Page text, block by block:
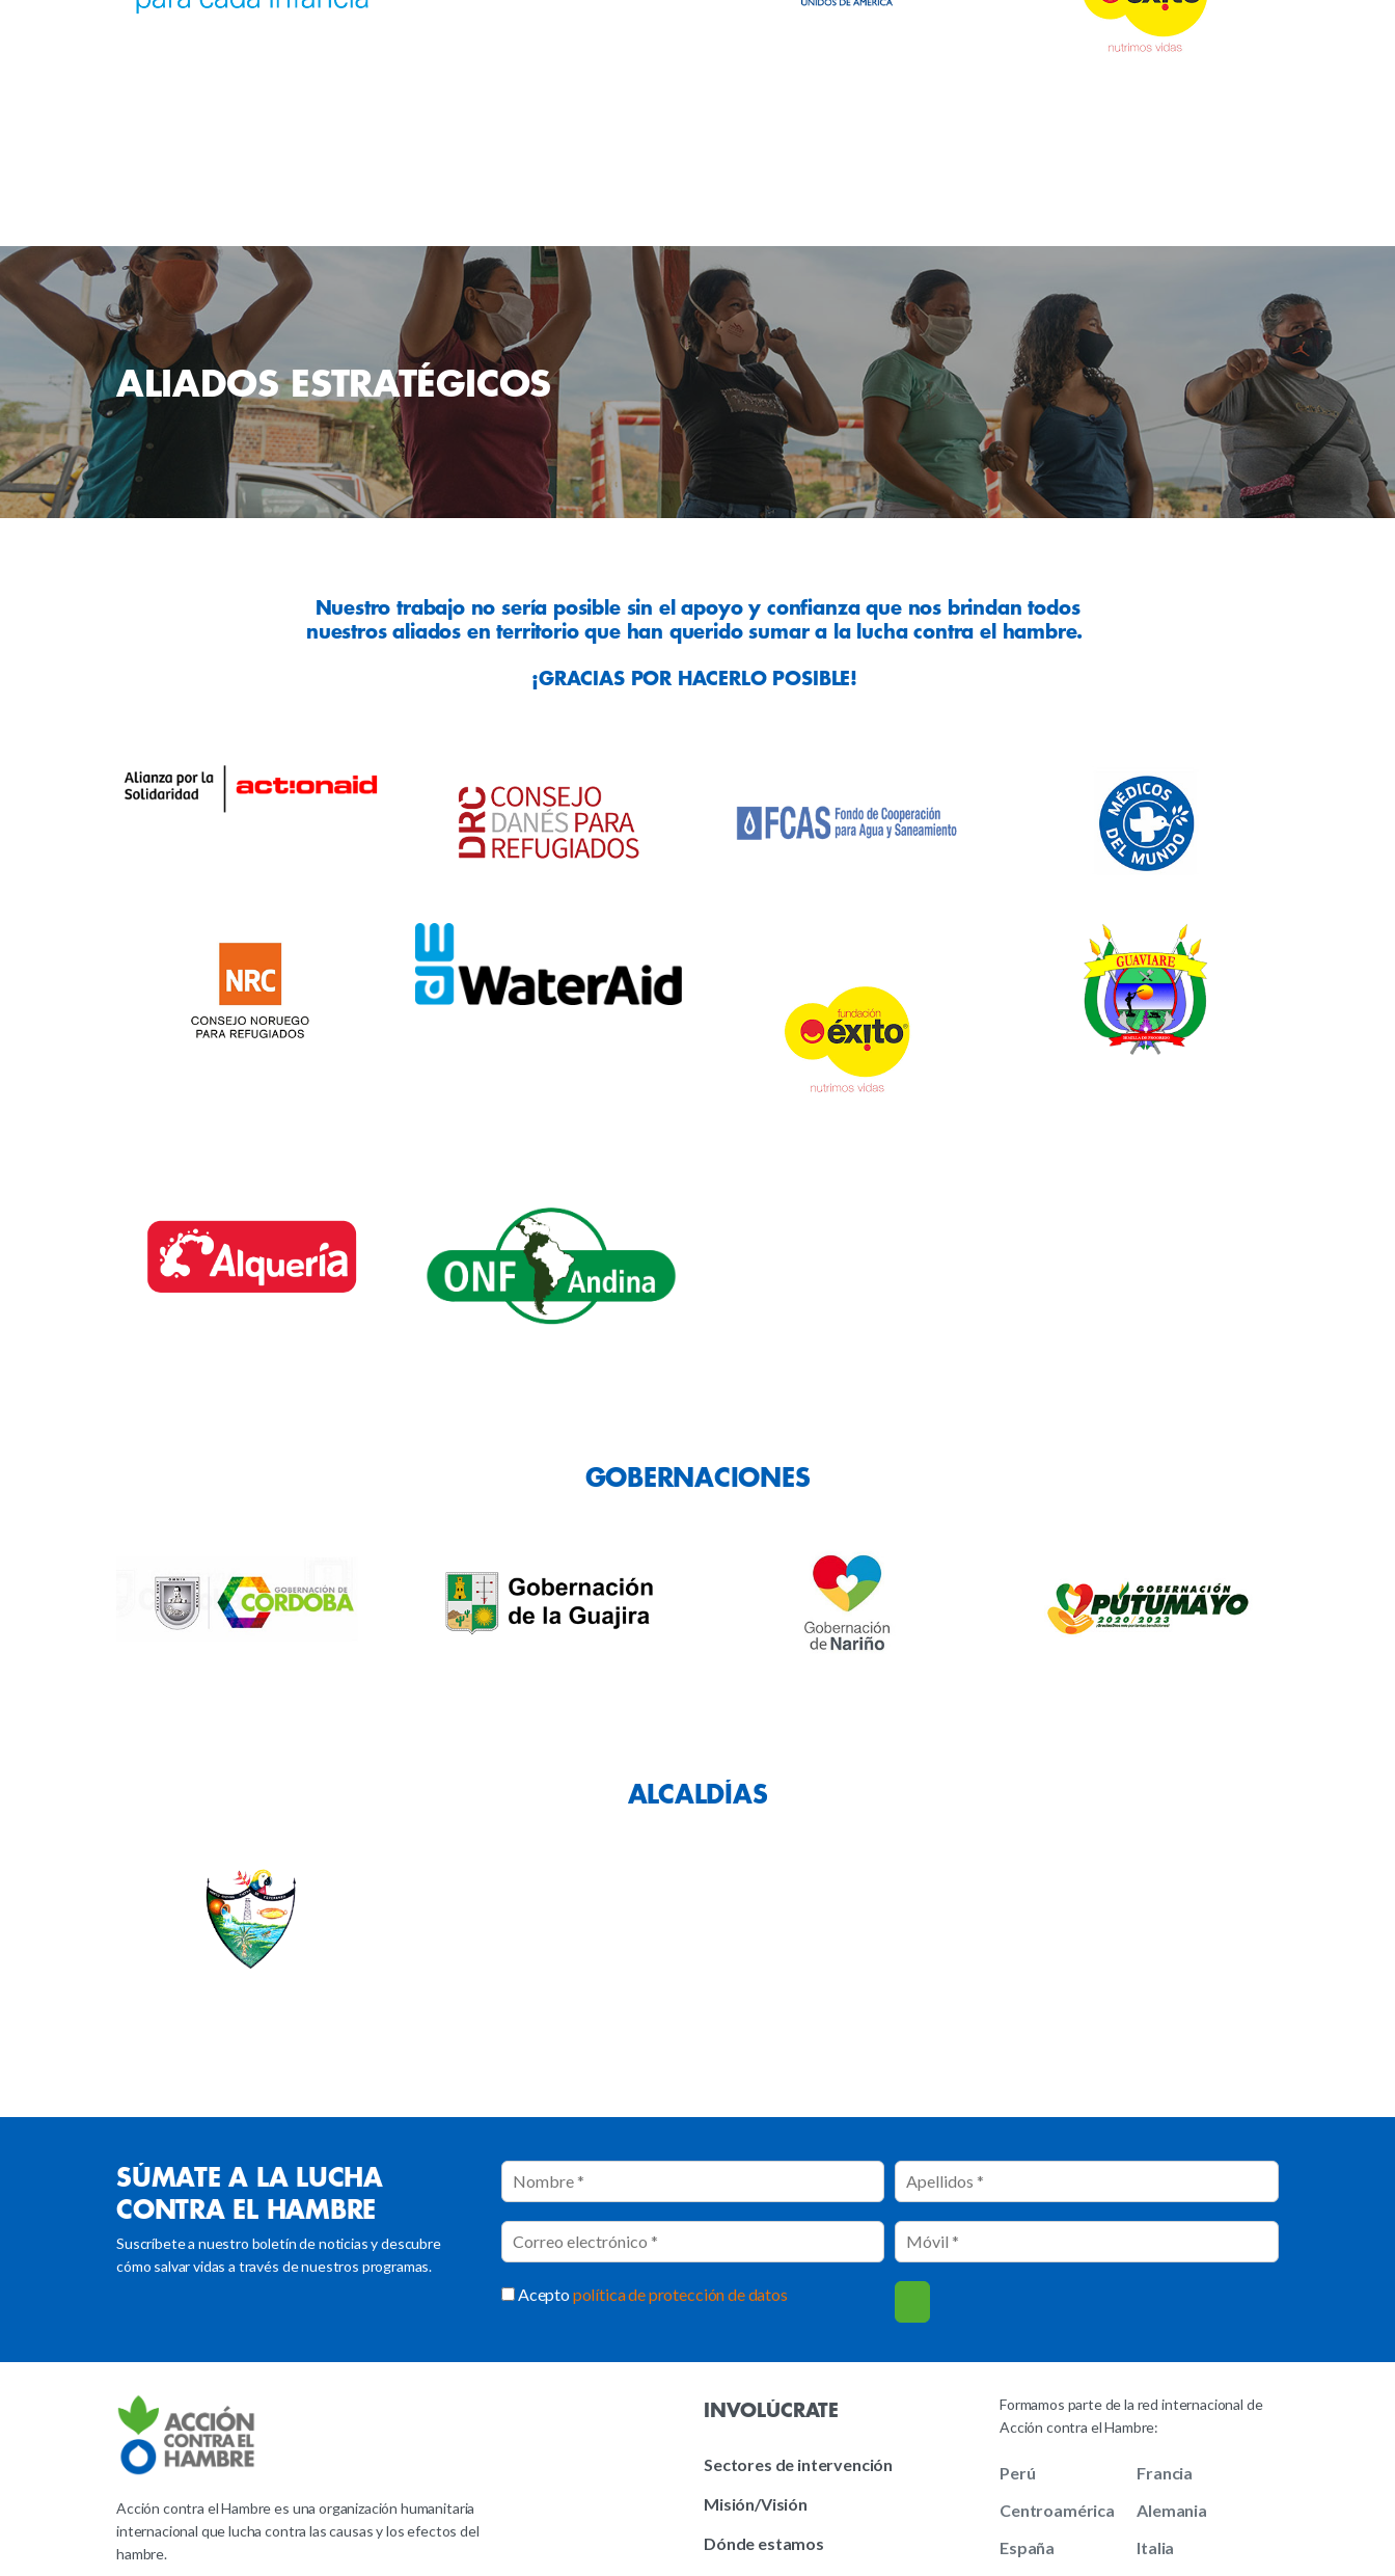
ALIADOS ESTRATÉGICOS
Nuestro trabajo no sería posible sin el apoyo y confianza que nos brindan todos
nuestros aliados en territorio que han querido sumar a la lucha contra el hambre.
¡GRACIAS POR HACERLO POSIBLE!
GOBERNACIONES
ALCALDÍAS
SÚMATE A LA LUCHA
CONTRA EL HAMBRE
Suscríbete a nuestro boletín de noticias y descubre
cómo salvar vidas a través de nuestros programas.
Aceptopolítica de protección de datos
Acción contra el Hambre es una organización humanitaria
internacional que lucha contra las causas y los efectos del
hambre.
INVOLÚCRATE
Sectores de intervención
Misión/Visión
Dónde estamos
Formamos parte de la red internacional de
Acción contra el Hambre:
Perú
Centroamérica
España
Francia
Alemania
Italia